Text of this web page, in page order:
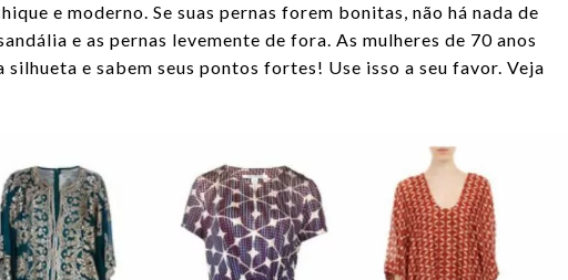
e moderno. Se suas pernas forem bonitas, não há nada de
e as pernas levemente de fora. As mulheres de 70 anos
silhueta e sabem seus pontos fortes! Use isso a seu favor. Veja